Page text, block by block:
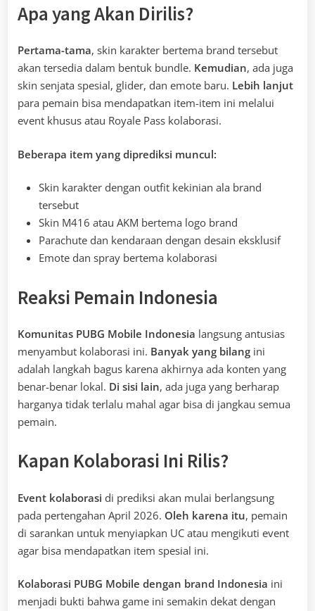
Apa yang Akan Dirilis?
Pertama-tama, skin karakter bertema brand tersebut
akan tersedia dalam bentuk bundle. Kemudian, ada juga
skin senjata spesial, glider, dan emote baru. Lebih lanjut
para pemain bisa mendapatkan item-item ini melalui
event khusus atau Royale Pass kolaborasi.
Beberapa item yang diprediksi muncul:
Skin karakter dengan outfit kekinian ala brand
tersebut
Skin M416 atau AKM bertema logo brand
Parachute dan kendaraan dengan desain eksklusif
Emote dan spray bertema kolaborasi
Reaksi Pemain Indonesia
Komunitas PUBG Mobile Indonesia langsung antusias
menyambut kolaborasi ini. Banyak yang bilang ini
adalah langkah bagus karena akhirnya ada konten yang
benar-benar lokal. Di sisi lain, ada juga yang berharap
harganya tidak terlalu mahal agar bisa di jangkau semua
pemain.
Kapan Kolaborasi Ini Rilis?
Event kolaborasi di prediksi akan mulai berlangsung
pada pertengahan April 2026. Oleh karena itu, pemain
di sarankan untuk menyiapkan UC atau mengikuti event
agar bisa mendapatkan item spesial ini.
Kolaborasi PUBG Mobile dengan brand Indonesia ini
menjadi bukti bahwa game ini semakin dekat dengan